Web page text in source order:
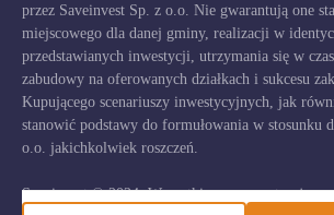
przez Saveinvest Sp. z o.o. Nie gwarantują one
miejscowego dla danej gminy, realizacji w
przedstawianych inwestycji, utrzymania się w
zabudowy na oferowanych działkach i sukcesu
Kupującego scenariuszy inwestycyjnych, jak
stanowić podstawy do formułowania w stosunku
o.o. jakichkolwiek roszczeń.
Saveinvest © 2024. Wszystkie prawa zastrzeżone.